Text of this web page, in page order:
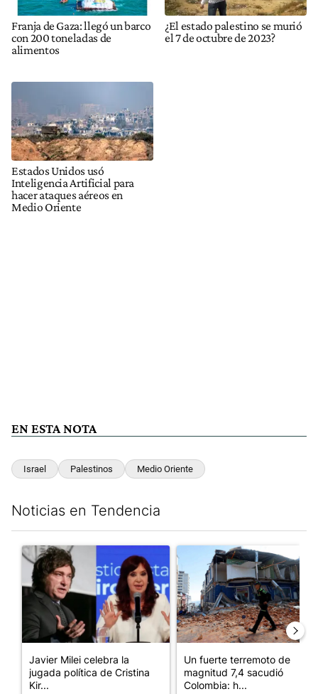
Franja de Gaza: llegó un barco
con 200 toneladas de
alimentos
¿El estado palestino se murió
el 7 de octubre de 2023?
Estados Unidos usó
Inteligencia Artificial para
hacer ataques aéreos en
Medio Oriente
EN ESTA NOTA
Israel Palestinos Medio Oriente
Noticias en Tendencia
Un artículo de tendencia con el título "Javier Milei celebra la
Javier Milei celebra la
jugada política de Cristina
Kir...
Un artículo de tendencia
Un fuerte terremoto de
magnitud 7,4 sacudió
Colombia: h...